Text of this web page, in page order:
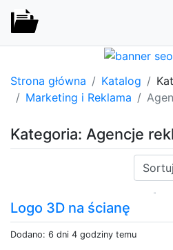
Strona główna Katalog
Marketing i Reklama
Kategoria: Agencje
Sortuj:
Logo 3D na ścianę
Dodano: 6 dni 4 godziny temu